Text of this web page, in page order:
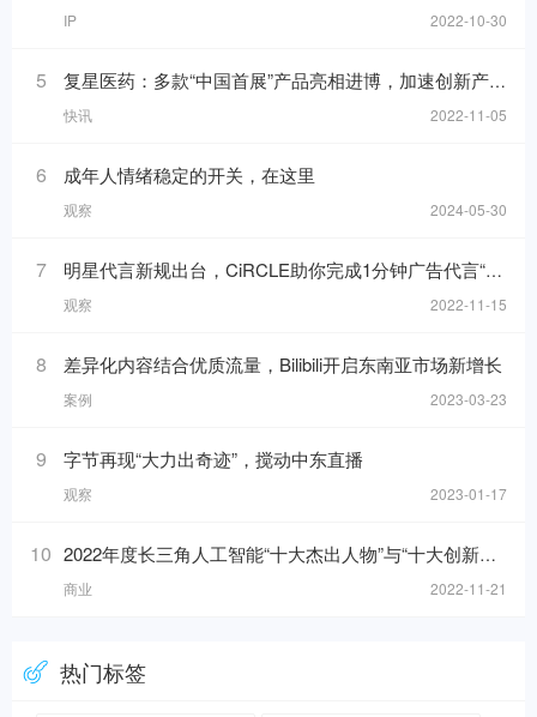
IP 2022-10-30
5 复星医药：多款“中国首展”产品亮相进博，加速创新产品落地
快讯 2022-11-05
6 成年人情绪稳定的开关，在这里
观察 2024-05-30
7 明星代言新规出台，CiRCLE助你完成1分钟广告代言“健康自检”
观察 2022-11-15
8 差异化内容结合优质流量，Bilibili开启东南亚市场新增长
案例 2023-03-23
9 字节再现“大力出奇迹”，搅动中东直播
观察 2023-01-17
10 2022年度长三角人工智能“十大杰出人物”与“十大创新应用”榜单发布！
商业 2022-11-21
热门标签